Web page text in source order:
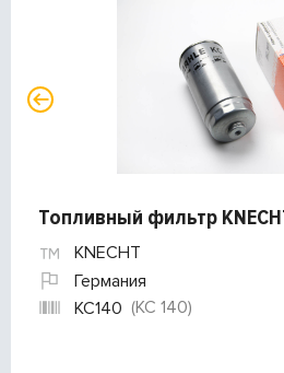
Топливный фильтр
KNECHT
Германия
KC140 (KC 140)